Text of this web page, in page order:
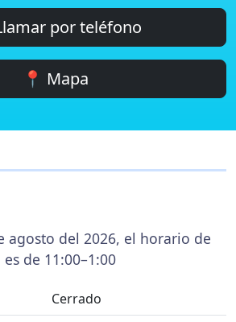
por teléfono
📍 Mapa
agosto del 2026, el horario de
de 11:00–1:00
Cerrado